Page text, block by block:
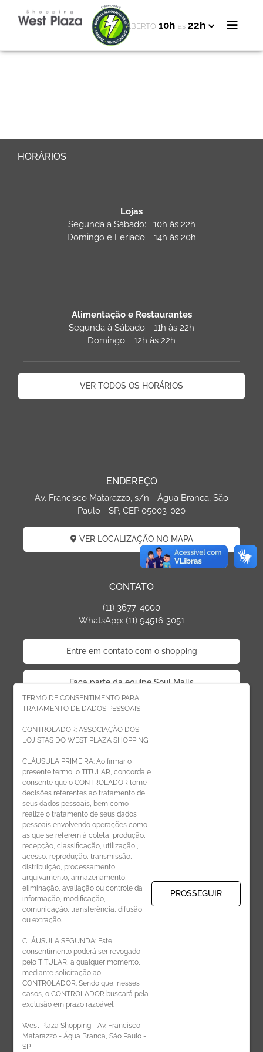
ABERTO 10h às 22h
TERMO DE CONSENTIMENTO PARA
TRATAMENTO DE DADOS PESSOAIS
CONTROLADOR: ASSOCIAÇÃO DOS
LOJISTAS DO WEST PLAZA SHOPPING
CLÁUSULA PRIMEIRA: Ao firmar o
presente termo, o TITULAR, concorda e
consente que o CONTROLADOR tome
decisões referentes ao tratamento de
seus dados pessoais, bem como
realize o tratamento de seus dados
pessoais envolvendo operações como
as que se referem à coleta, produção,
recepção, classificação, utilização ,
acesso, reprodução, transmissão,
distribuição, processamento,
arquivamento, armazenamento,
eliminação, avaliação ou controle da
informação, modificação,
comunicação, transferência, difusão
ou extração.
CLÁUSULA SEGUNDA: Este
consentimento poderá ser revogado
pelo TITULAR, a qualquer momento,
mediante solicitação ao
CONTROLADOR. Sendo que, nesses
casos, o CONTROLADOR buscará pela
exclusão em prazo razoável.
West Plaza Shopping - Av. Francisco
Matarazzo - Água Branca, São Paulo -
SP
PROSSEGUIR
HORÁRIOS
Lojas
Segunda a Sábado: 10h às 22h
Domingo e Feriado: 14h às 20h
Alimentação e Restaurantes
Segunda à Sábado: 11h às 22h
Domingo: 12h às 22h
VER TODOS OS HORÁRIOS
ENDEREÇO
Av. Francisco Matarazzo, s/n - Água Branca, São
Paulo - SP, CEP 05003-020
VER LOCALIZAÇÃO NO MAPA
CONTATO
(11) 3677-4000
WhatsApp: (11) 94516-3051
Entre em contato com o shopping
Faça parte da equipe Soul Malls
Faça parte da equipe West Plaza
Politica de privacidade
Código de Ética de Parceiros
CADASTRE-SE
Receba novidades por e-mail: